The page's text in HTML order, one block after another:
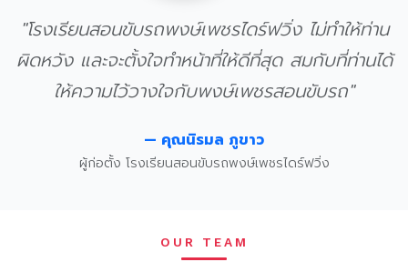
"โรงเรียนสอนขับรถพงษ์เพชรไดร์ฟวิ่ง ไม่ทำให้ท่าน
ผิดหวัง และจะตั้งใจทำหน้าที่ให้ดีที่สุด สมกับที่ท่านได้
ให้ความไว้วางใจกับพงษ์เพชรสอนขับรถ"
— คุณนิรมล ภูขาว
ผู้ก่อตั้ง โรงเรียนสอนขับรถพงษ์เพชรไดร์ฟวิ่ง
OUR TEAM